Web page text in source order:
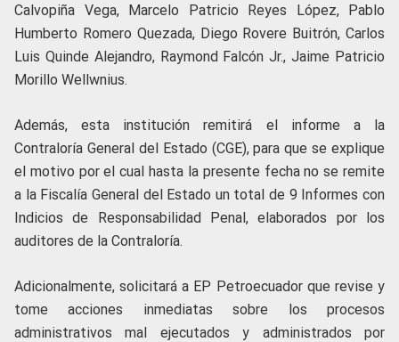
Calvopiña Vega, Marcelo Patricio Reyes López, Pablo
Humberto Romero Quezada, Diego Rovere Buitrón, Carlos
Luis Quinde Alejandro, Raymond Falcón Jr., Jaime Patricio
Morillo Wellwnius.
Además, esta institución remitirá el informe a la
Contraloría General del Estado (CGE), para que se explique
el motivo por el cual hasta la presente fecha no se remite
a la Fiscalía General del Estado un total de 9 Informes con
Indicios de Responsabilidad Penal, elaborados por los
auditores de la Contraloría.
Adicionalmente, solicitará a EP Petroecuador que revise y
tome acciones inmediatas sobre los procesos
administrativos mal ejecutados y administrados por